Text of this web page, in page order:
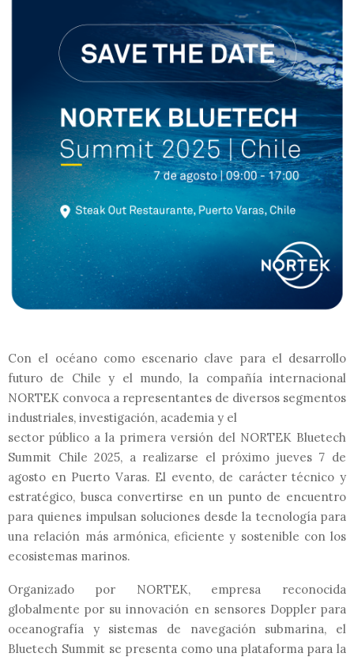
Con el océano como escenario clave para el desarrollo
futuro de Chile y el mundo, la compañía internacional
NORTEK convoca a representantes de diversos segmentos
industriales, investigación, academia y el
sector público a la primera versión del NORTEK Bluetech
Summit Chile 2025, a realizarse el próximo jueves 7 de
agosto en Puerto Varas. El evento, de carácter técnico y
estratégico, busca convertirse en un punto de encuentro
para quienes impulsan soluciones desde la tecnología para
una relación más armónica, eficiente y sostenible con los
ecosistemas marinos.
Organizado por NORTEK, empresa reconocida
globalmente por su innovación en sensores Doppler para
oceanografía y sistemas de navegación submarina, el
Bluetech Summit se presenta como una plataforma para la